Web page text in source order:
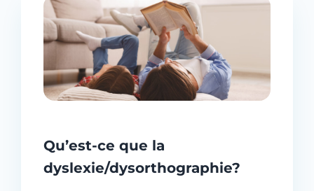
Qu’est-ce que la
dyslexie/dysorthographie?